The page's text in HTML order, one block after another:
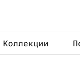
Коллекции